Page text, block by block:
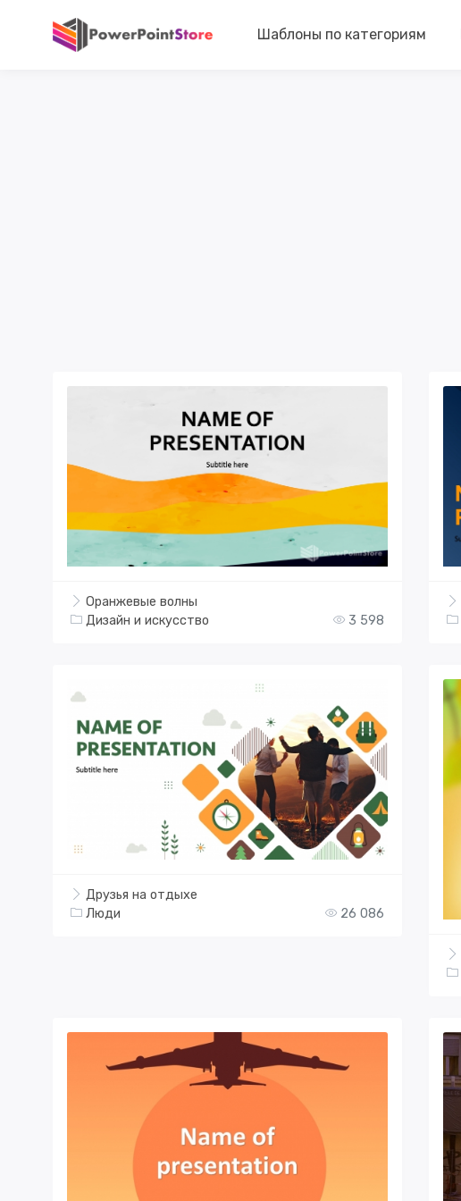
Шаблоны по категориям
Оранжевые волны
Дизайн и искусство
3 598
Друзья на отдыхе
Люди
26 086